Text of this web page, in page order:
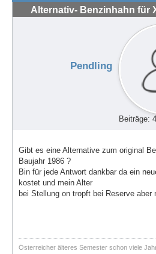
Suche
Alternativ- Benzinhahn für
Pendling
Beiträge: 4
Gibt es eine Alternative zum original
Baujahr 1986 ?
Bin für jede Antwort dankbar da ein
kostet und mein Alter
bei Stellung on tropft bei Reserve aber
Österreicher älteres Semester schon viele